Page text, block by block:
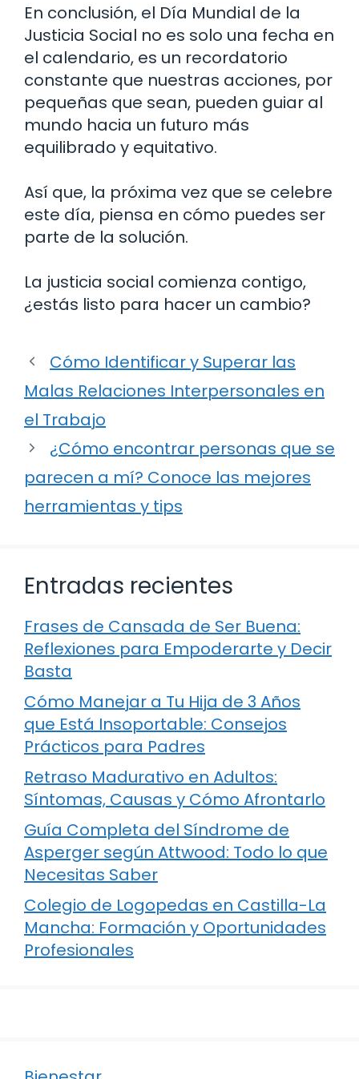
En conclusión, el Día Mundial de la
Justicia Social no es solo una fecha en
el calendario, es un recordatorio
constante que nuestras acciones, por
pequeñas que sean, pueden guiar al
mundo hacia un futuro más
equilibrado y equitativo.
Así que, la próxima vez que se celebre
este día, piensa en cómo puedes ser
parte de la solución.
La justicia social comienza contigo,
¿estás listo para hacer un cambio?
Cómo Identificar y Superar las
Malas Relaciones Interpersonales en
el Trabajo
¿Cómo encontrar personas que se
parecen a mí? Conoce las mejores
herramientas y tips
Entradas recientes
Frases de Cansada de Ser Buena:
Reflexiones para Empoderarte y Decir
Basta
Cómo Manejar a Tu Hija de 3 Años
que Está Insoportable: Consejos
Prácticos para Padres
Retraso Madurativo en Adultos:
Síntomas, Causas y Cómo Afrontarlo
Guía Completa del Síndrome de
Asperger según Attwood: Todo lo que
Necesitas Saber
Colegio de Logopedas en Castilla-La
Mancha: Formación y Oportunidades
Profesionales